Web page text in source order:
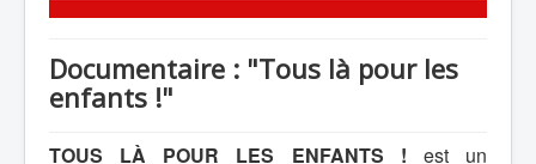
Documentaire : "Tous là pour les
enfants !"
TOUS LÀ POUR LES ENFANTS ! est un